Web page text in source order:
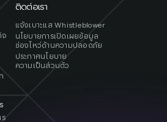
จ
ร
ติดต่อเรา
แจ้งเบาะแส Whistleblower
นโยบายการเปิดเผยข้อมูล
ช่องโหว่ด้านความปลอดภัย
ประกาศนโยบาย
ความเป็นส่วนตัว